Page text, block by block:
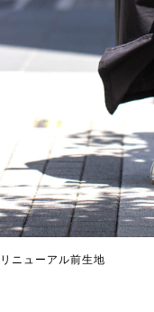
リニューアル前生地